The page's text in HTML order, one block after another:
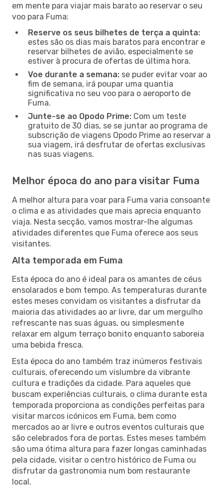
em mente para viajar mais barato ao reservar o seu
voo para Fuma:
Reserve os seus bilhetes de terça a quinta:
estes são os dias mais baratos para encontrar e
reservar bilhetes de avião, especialmente se
estiver à procura de ofertas de última hora.
Voe durante a semana: se puder evitar voar ao
fim de semana, irá poupar uma quantia
significativa no seu voo para o aeroporto de
Fuma.
Junte-se ao Opodo Prime: Com um teste
gratuito de 30 dias, se se juntar ao programa de
subscrição de viagens Opodo Prime ao reservar a
sua viagem, irá desfrutar de ofertas exclusivas
nas suas viagens.
Melhor época do ano para visitar Fuma
A melhor altura para voar para Fuma varia consoante
o clima e as atividades que mais aprecia enquanto
viaja. Nesta secção, vamos mostrar-lhe algumas
atividades diferentes que Fuma oferece aos seus
visitantes.
Alta temporada em Fuma
Esta época do ano é ideal para os amantes de céus
ensolarados e bom tempo. As temperaturas durante
estes meses convidam os visitantes a disfrutar da
maioria das atividades ao ar livre, dar um mergulho
refrescante nas suas águas, ou simplesmente
relaxar em algum terraço bonito enquanto saboreia
uma bebida fresca.
Esta época do ano também traz inúmeros festivais
culturais, oferecendo um vislumbre da vibrante
cultura e tradições da cidade. Para aqueles que
buscam experiências culturais, o clima durante esta
temporada proporciona as condições perfeitas para
visitar marcos icónicos em Fuma, bem como
mercados ao ar livre e outros eventos culturais que
são celebrados fora de portas. Estes meses também
são uma ótima altura para fazer longas caminhadas
pela cidade, visitar o centro histórico de Fuma ou
disfrutar da gastronomia num bom restaurante
local.